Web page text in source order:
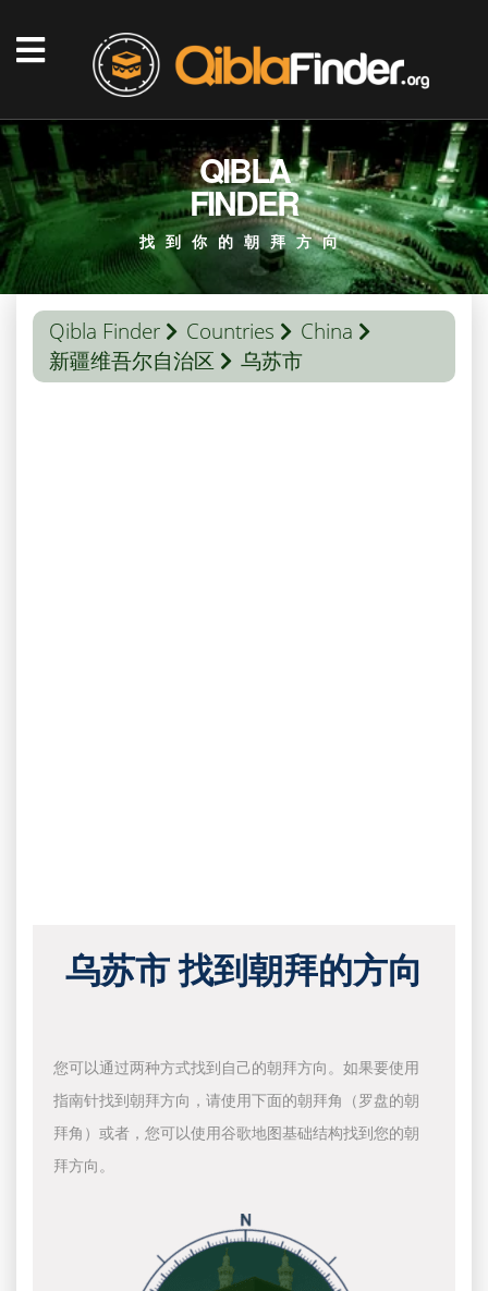
QIBLA
FINDER
找到你的朝拜方向
Qibla Finder Countries
China
新疆维吾尔自治区
乌苏市
乌苏市 找到朝拜的方向
您可以通过两种方式找到自己的朝拜方向。如果要使用
指南针找到朝拜方向，请使用下面的朝拜角（罗盘的朝
拜角）或者，您可以使用谷歌地图基础结构找到您的朝
拜方向。